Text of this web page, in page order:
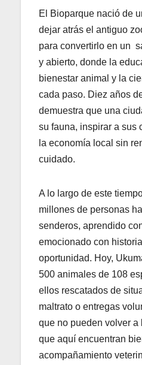
El Bioparque nació de
dejar atrás el antiguo
para convertirlo en un
y abierto, donde la
bienestar animal y la
cada paso. Diez años
demuestra que una
su fauna, inspirar a sus
la economía local sin
cuidado.
A lo largo de este
millones de personas
senderos, aprendido
emocionado con
oportunidad. Hoy,
500 animales de 108
ellos rescatados de
maltrato o entregas
que no pueden volver a
que aquí encuentran
acompañamiento